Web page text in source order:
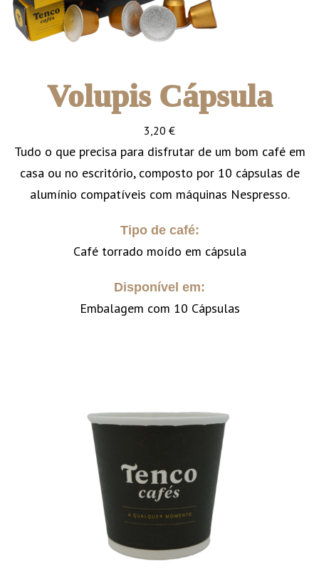
Volupis Cápsula
3,20 €
Tudo o que precisa para disfrutar de um bom café em
casa ou no escritório, composto por 10 cápsulas de
alumínio compatíveis com máquinas Nespresso.
Tipo de café:
Café torrado moído em cápsula
Disponível em:
Embalagem com 10 Cápsulas